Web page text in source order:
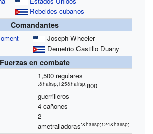
Rebeldes cubanos
Comandantes
Joseph Wheeler
Demetrio Castillo Duany
Fuerzas en combate
1,500 regulares
:&hairsp;125&hairsp;800
guerrilleros
4 cañones
2
ametralladoras:&hairsp;124&hairsp;